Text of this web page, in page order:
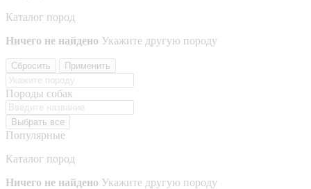
Каталог пород
Ничего не найдено Укажите другую породу
Сбросить Применить
Породы собак
Выбрать все
Популярные
Каталог пород
Ничего не найдено Укажите другую породу